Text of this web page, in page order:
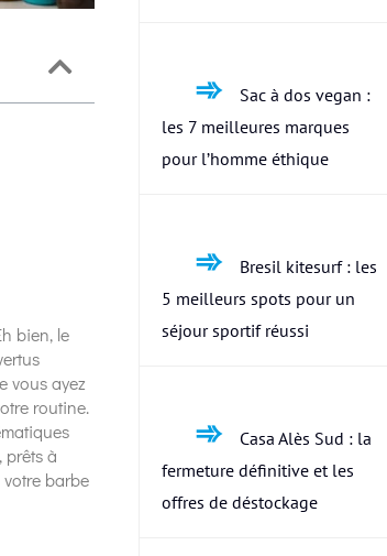
bien, le
vous ayez
routine.
prêts à
barbe
Sac à dos vegan :
les 7 meilleures marques
pour l’homme éthique
Bresil kitesurf : les
5 meilleurs spots pour un
séjour sportif réussi
Casa Alès Sud : la
fermeture définitive et les
offres de déstockage